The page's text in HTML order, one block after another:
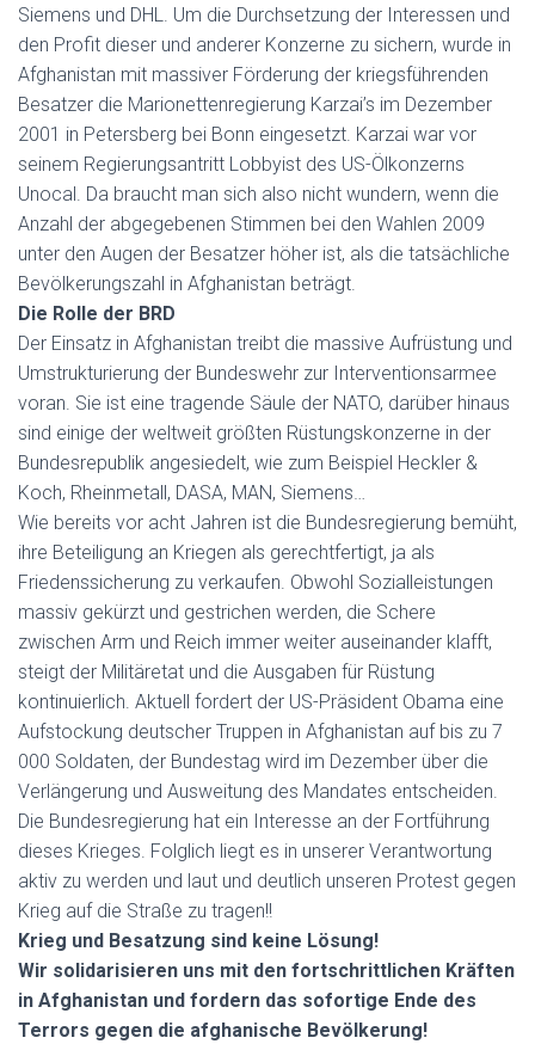
Siemens und DHL. Um die Durchsetzung der Interessen und
den Profit dieser und anderer Konzerne zu sichern, wurde in
Afghanistan mit massiver Förderung der kriegsführenden
Besatzer die Marionettenregierung Karzai’s im Dezember
2001 in Petersberg bei Bonn eingesetzt. Karzai war vor
seinem Regierungsantritt Lobbyist des US-Ölkonzerns
Unocal. Da braucht man sich also nicht wundern, wenn die
Anzahl der abgegebenen Stimmen bei den Wahlen 2009
unter den Augen der Besatzer höher ist, als die tatsächliche
Bevölkerungszahl in Afghanistan beträgt.
Die Rolle der BRD
Der Einsatz in Afghanistan treibt die massive Aufrüstung und
Umstrukturierung der Bundeswehr zur Interventionsarmee
voran. Sie ist eine tragende Säule der NATO, darüber hinaus
sind einige der weltweit größten Rüstungskonzerne in der
Bundesrepublik angesiedelt, wie zum Beispiel Heckler &
Koch, Rheinmetall, DASA, MAN, Siemens…
Wie bereits vor acht Jahren ist die Bundesregierung bemüht,
ihre Beteiligung an Kriegen als gerechtfertigt, ja als
Friedenssicherung zu verkaufen. Obwohl Sozialleistungen
massiv gekürzt und gestrichen werden, die Schere
zwischen Arm und Reich immer weiter auseinander klafft,
steigt der Militäretat und die Ausgaben für Rüstung
kontinuierlich. Aktuell fordert der US-Präsident Obama eine
Aufstockung deutscher Truppen in Afghanistan auf bis zu 7
000 Soldaten, der Bundestag wird im Dezember über die
Verlängerung und Ausweitung des Mandates entscheiden.
Die Bundesregierung hat ein Interesse an der Fortführung
dieses Krieges. Folglich liegt es in unserer Verantwortung
aktiv zu werden und laut und deutlich unseren Protest gegen
Krieg auf die Straße zu tragen!!
Krieg und Besatzung sind keine Lösung!
Wir solidarisieren uns mit den fortschrittlichen Kräften
in Afghanistan und fordern das sofortige Ende des
Terrors gegen die afghanische Bevölkerung!